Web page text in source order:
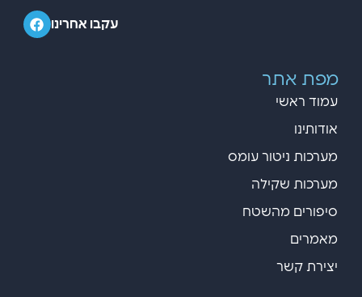
עקבו אחרינו
מפת אתר
עמוד ראשי
אודותינו
מערכות ניטור עומס
מערכות שקילה
סיפורים מהשטח
מאמרים
יצירת קשר